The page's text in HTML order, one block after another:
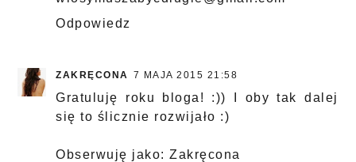
Odpowiedz
ZAKRĘCONA 7 MAJA 2015 21:58
Gratuluję roku bloga! :)) I oby tak dalej
się to ślicznie rozwijało :)
Obserwuję jako: Zakręcona